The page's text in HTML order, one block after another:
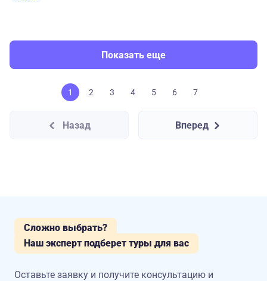
Показать еще
1 2 3 4 5 6 7
Назад Вперед
Сложно выбрать?
Наш эксперт подберет туры для вас
Оставьте заявку и получите консультацию и